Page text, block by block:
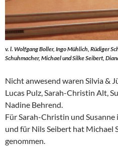
v. l. Wolfgang Boller, Ingo Mühlich, Rüdiger
Schuhmacher, Michael und Silke Seibert,
Nicht anwesend waren Silvia &
Lucas Pulz, Sarah-Christin Alt,
Nadine Behrend.
Für Sarah-Christin und
und für Nils Seibert hat Michael
genommen.